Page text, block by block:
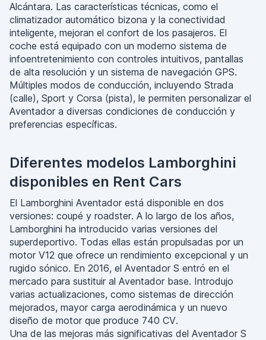
Alcántara. Las características técnicas, como el
climatizador automático bizona y la conectividad
inteligente, mejoran el confort de los pasajeros. El
coche está equipado con un moderno sistema de
infoentretenimiento con controles intuitivos, pantallas
de alta resolución y un sistema de navegación GPS.
Múltiples modos de conducción, incluyendo Strada
(calle), Sport y Corsa (pista), le permiten personalizar el
Aventador a diversas condiciones de conducción y
preferencias específicas.
Diferentes modelos Lamborghini
disponibles en Rent Cars
El Lamborghini Aventador está disponible en dos
versiones: coupé y roadster. A lo largo de los años,
Lamborghini ha introducido varias versiones del
superdeportivo. Todas ellas están propulsadas por un
motor V12 que ofrece un rendimiento excepcional y un
rugido sónico. En 2016, el Aventador S entró en el
mercado para sustituir al Aventador base. Introdujo
varias actualizaciones, como sistemas de dirección
mejorados, mayor carga aerodinámica y un nuevo
diseño de motor que produce 740 CV.
Una de las mejoras más significativas del Aventador S